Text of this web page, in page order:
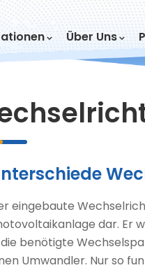
Über Uns
eingebaute
dar. Er
benötigte
Umwandler. Nur so